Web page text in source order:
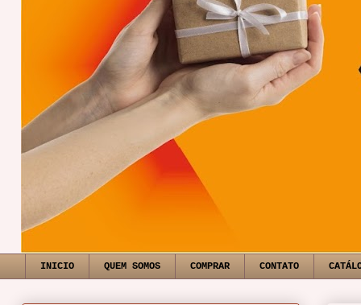
INICIO QUEM SOMOS COMPRAR CONTATO